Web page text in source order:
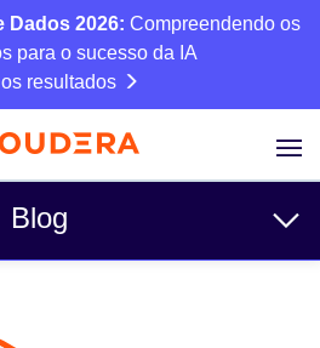
Dados 2026: Compreendendo os
para o sucesso da IA
resultados
Blog